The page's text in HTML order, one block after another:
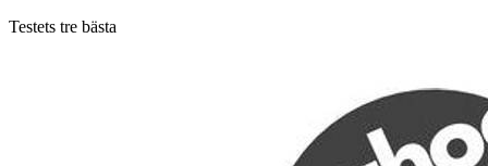
Testets tre bästa